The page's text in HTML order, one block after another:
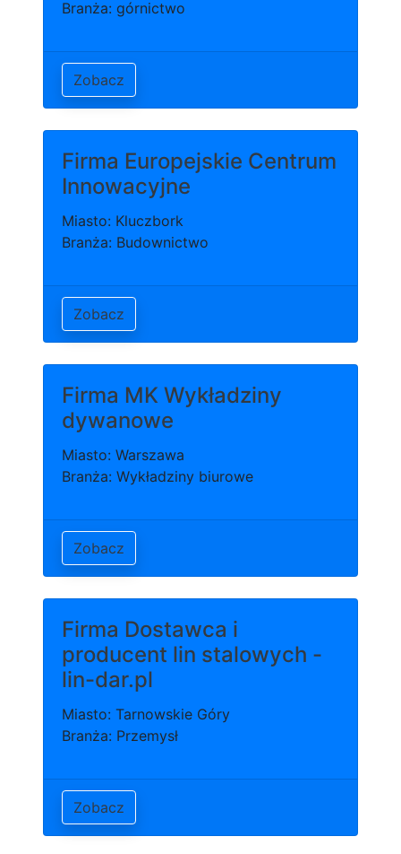
Branża: górnictwo
Zobacz
Firma Europejskie Centrum
Innowacyjne
Miasto: Kluczbork
Branża: Budownictwo
Zobacz
Firma MK Wykładziny
dywanowe
Miasto: Warszawa
Branża: Wykładziny biurowe
Zobacz
Firma Dostawca i
producent lin stalowych -
lin-dar.pl
Miasto: Tarnowskie Góry
Branża: Przemysł
Zobacz